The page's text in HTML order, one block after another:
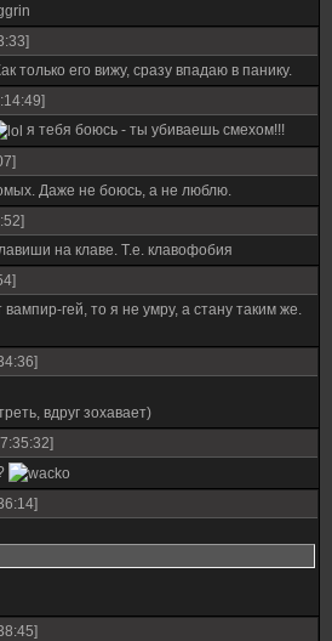
только его вижу, сразу впадаю в панику.
я тебя боюсь - ты убиваешь смехом!!!
Даже не боюсь, а не люблю.
на клаве. Т.е. клавофобия
гей, то я не умру, а стану таким же.
вдруг зохавает)